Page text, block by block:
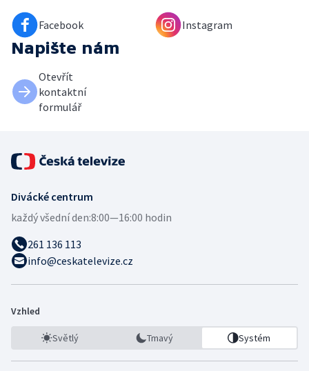
Facebook Instagram
Napište nám
Otevřít
kontaktní
formulář
Divácké centrum
každý všední den:8:00—16:00 hodin
261 136 113
info@ceskatelevize.cz
Vzhled
Světlý Tmavý Systém